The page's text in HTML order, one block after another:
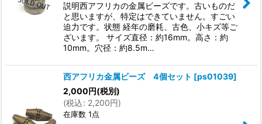
説明西アフリカの金属ビーズです。古いものだ
と思いますが、特定はできていません。すごい
迫力です。状態 経年の磨耗、古色、小キズ等ご
ざいます。 サイズ直径：約16mm。高さ：約
10mm。穴径：約8.5m…
西アフリカ金属ビーズ 4個セット [ps01039]
2,000円(税別)
(税込: 2,200円)
在庫数 1点